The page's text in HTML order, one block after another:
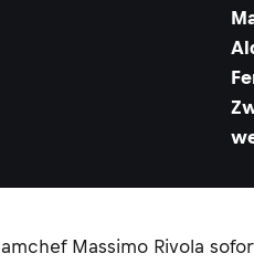
Massimo Rivola